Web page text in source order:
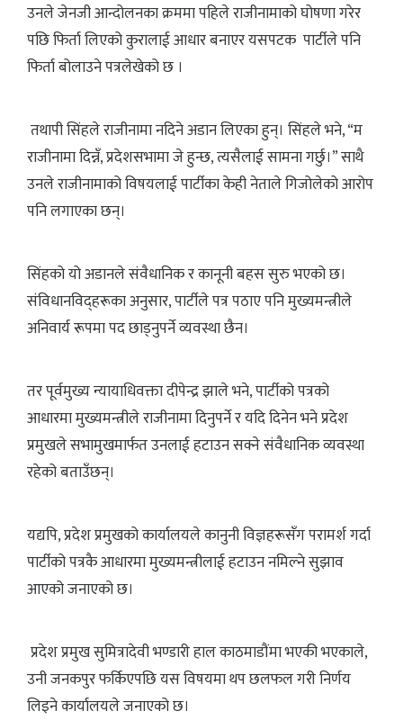
उनले जेनजी आन्दोलनका क्रममा पहिले राजीनामाको घोषणा गरेर
पछि फिर्ता लिएको कुरालाई आधार बनाएर यसपटक पार्टीले पनि
फिर्ता बोलाउने पत्रलेखेको छ ।
तथापी सिंहले राजीनामा नदिने अडान लिएका हुन्। सिंहले भने, “म
राजीनामा दिन्नँ, प्रदेशसभामा जे हुन्छ, त्यसैलाई सामना गर्छु।” साथै
उनले राजीनामाको विषयलाई पार्टीका केही नेताले गिजोलेको आरोप
पनि लगाएका छन्।
सिंहको यो अडानले संवैधानिक र कानूनी बहस सुरु भएको छ।
संविधानविद्हरूका अनुसार, पार्टीले पत्र पठाए पनि मुख्यमन्त्रीले
अनिवार्य रूपमा पद छाड्नुपर्ने व्यवस्था छैन।
तर पूर्वमुख्य न्यायाधिवक्ता दीपेन्द्र झाले भने, पार्टीको पत्रको
आधारमा मुख्यमन्त्रीले राजीनामा दिनुपर्ने र यदि दिनेन भने प्रदेश
प्रमुखले सभामुखमार्फत उनलाई हटाउन सक्ने संवैधानिक व्यवस्था
रहेको बताउँछन्।
यद्यपि, प्रदेश प्रमुखको कार्यालयले कानुनी विज्ञहरूसँग परामर्श गर्दा
पार्टीको पत्रकै आधारमा मुख्यमन्त्रीलाई हटाउन नमिल्ने सुझाव
आएको जनाएको छ।
प्रदेश प्रमुख सुमित्रादेवी भण्डारी हाल काठमाडौंमा भएकी भएकाले,
उनी जनकपुर फर्किएपछि यस विषयमा थप छलफल गरी निर्णय
लिइने कार्यालयले जनाएको छ।